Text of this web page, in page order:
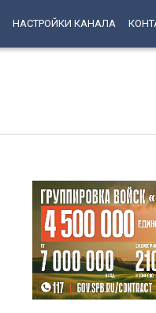
НАСТРОЙКИ КАНАЛА
Самый